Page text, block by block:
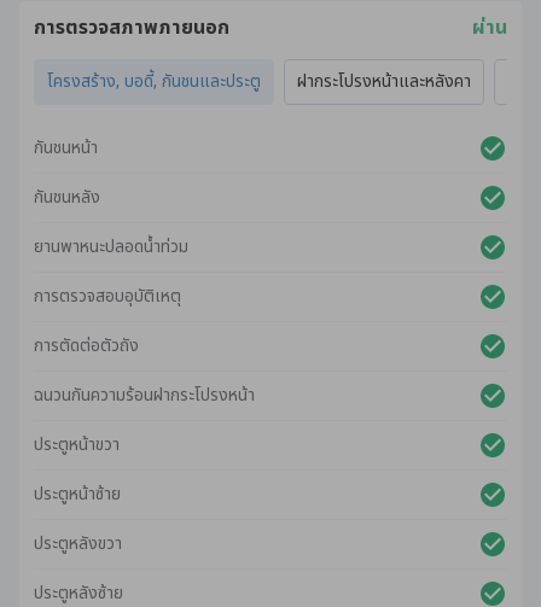
การตรวจสภาพภายนอก ผ่าน
โครงสร้าง, บอดี้, กันชนและประตู ฝากระโปรงหน้าและหลังคา
กันชนหน้า
กันชนหลัง
ยานพาหนะปลอดน้ําท่วม
การตรวจสอบอุบัติเหตุ
การตัดต่อตัวถัง
ฉนวนกันความร้อนฝากระโปรงหน้า
ประตูหน้าขวา
ประตูหน้าซ้าย
ประตูหลังขวา
ประตูหลังซ้าย